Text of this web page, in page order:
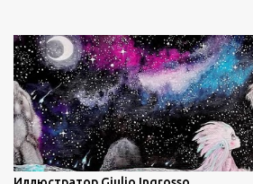
тысячи лет. источник
https://www.sohu.com/a/